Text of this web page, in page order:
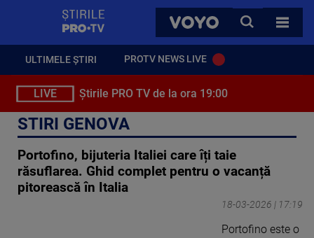
VOYO
CAUTA
TOATE
ULTIMELE ȘTIRI PROTV NEWS LIVE
LIVE Știrile PRO TV de la ora 19:00
STIRI GENOVA
Portofino, bijuteria Italiei care îți taie
răsuflarea. Ghid complet pentru o vacanță
pitorească în Italia
18-03-2026 | 17:19
Portofino este o